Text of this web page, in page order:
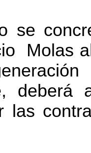
se
Molas
deberá
las